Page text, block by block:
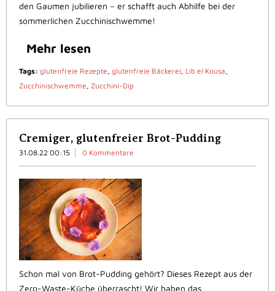
den Gaumen jubilieren – er schafft auch Abhilfe bei der
sommerlichen Zucchinischwemme!
Mehr lesen
Tags: glutenfreie Rezepte, glutenfreie Bäckerei, Lib el Kousa,
Zucchinischwemme, Zucchini-Dip
Cremiger, glutenfreier Brot-Pudding
31.08.22 00:15 0 Kommentare
Schon mal von Brot-Pudding gehört? Dieses Rezept aus der
Zero-Waste-Küche überrascht! Wir haben das